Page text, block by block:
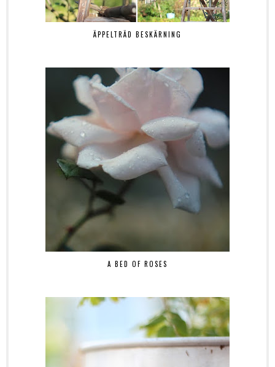
ÄPPELTRÄD BESKÄRNING
A BED OF ROSES